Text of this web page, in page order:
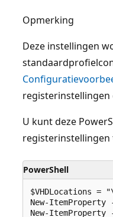
Opmerking
Deze instellingen
registerinstellingen
U kunt deze
registerinstellingen
PowerShell
$VHDLocations
New-ItemProperty
New-ItemProperty